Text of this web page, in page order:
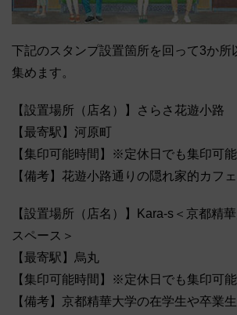
下記のスタンプ設置箇所を回って3か所
集めます。
【設置場所（店名）】さらさ花遊小路
【最寄駅】河原町
【集印可能時間】※定休日でも集印可
【備考】花遊小路通りの隠れ家的カフェ
【設置場所（店名）】Kara-s＜京都精
スペース＞
【最寄駅】烏丸
【集印可能時間】※定休日でも集印可
【備考】京都精華大学の在学生や卒業